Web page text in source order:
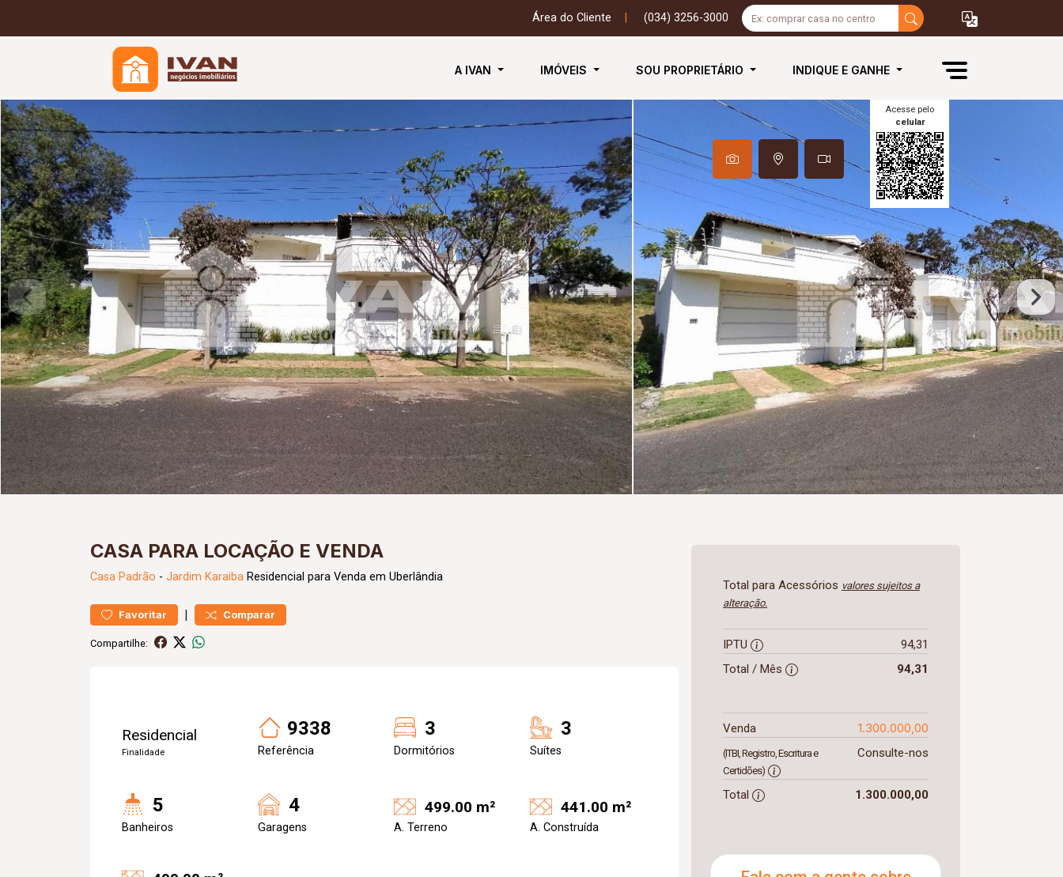
Área do Cliente (034) 3256-3000
A IVAN IMÓVEIS SOU PROPRIETÁRIO INDIQUE E GANHE
Acesse pelo
celular
CASA PARA LOCAÇÃO E VENDA
Casa Padrão - Jardim Karaiba Residencial para Venda em Uberlândia
Favoritar | Comparar
Compartilhe:
Residencial
Finalidade
9338
Referência
3
Dormitórios
3
Suítes
5
Banheiros
4
Garagens
499.00 m²
A. Terreno
441.00 m²
A. Construída
Total para Acessórios valores sujeitos a
alteração.
IPTU
94,31
Total / Mês
94,31
Venda 1.300.000,00
(ITBI, Registro, Escritura e
Certidões)
Consulte-nos
Total 1.300.000,00